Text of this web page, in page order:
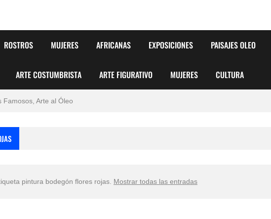
ROSTROS MUJERES AFRICANAS EXPOSICIONES PAISAJES OLEO
ARTE COSTUMBRISTA ARTE FIGURATIVO MUJERES CULTURA
Colorear Imágenes
Famosos, Arte al Óleo
pintura bodegón flores rojas Mostrar todas las entradas